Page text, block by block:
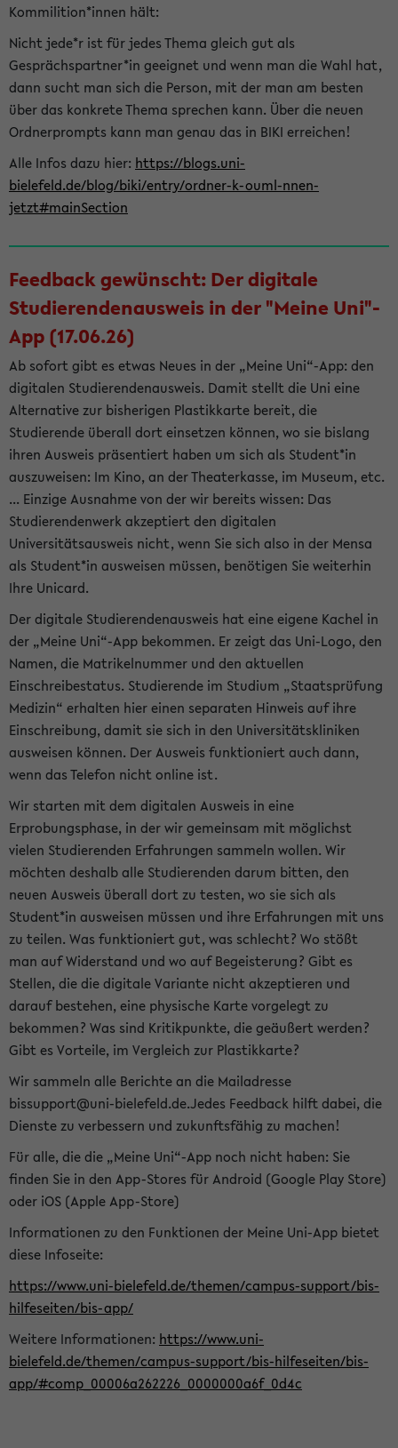
Kommilition*innen hält:
Nicht jede*r ist für jedes Thema gleich gut als
Gesprächspartner*in geeignet und wenn man die Wahl hat,
dann sucht man sich die Person, mit der man am besten
über das konkrete Thema sprechen kann. Über die neuen
Ordnerprompts kann man genau das in BIKI erreichen!
Alle Infos dazu hier: https://blogs.uni-
bielefeld.de/blog/biki/entry/ordner-k-ouml-nnen-
jetzt#mainSection
Feedback gewünscht: Der digitale
Studierendenausweis in der "Meine Uni"-
App (17.06.26)
Ab sofort gibt es etwas Neues in der „Meine Uni“-App: den
digitalen Studierendenausweis. Damit stellt die Uni eine
Alternative zur bisherigen Plastikkarte bereit, die
Studierende überall dort einsetzen können, wo sie bislang
ihren Ausweis präsentiert haben um sich als Student*in
auszuweisen: Im Kino, an der Theaterkasse, im Museum, etc.
... Einzige Ausnahme von der wir bereits wissen: Das
Studierendenwerk akzeptiert den digitalen
Universitätsausweis nicht, wenn Sie sich also in der Mensa
als Student*in ausweisen müssen, benötigen Sie weiterhin
Ihre Unicard.
Der digitale Studierendenausweis hat eine eigene Kachel in
der „Meine Uni“-App bekommen. Er zeigt das Uni-Logo, den
Namen, die Matrikelnummer und den aktuellen
Einschreibestatus. Studierende im Studium „Staatsprüfung
Medizin“ erhalten hier einen separaten Hinweis auf ihre
Einschreibung, damit sie sich in den Universitätskliniken
ausweisen können. Der Ausweis funktioniert auch dann,
wenn das Telefon nicht online ist.
Wir starten mit dem digitalen Ausweis in eine
Erprobungsphase, in der wir gemeinsam mit möglichst
vielen Studierenden Erfahrungen sammeln wollen. Wir
möchten deshalb alle Studierenden darum bitten, den
neuen Ausweis überall dort zu testen, wo sie sich als
Student*in ausweisen müssen und ihre Erfahrungen mit uns
zu teilen. Was funktioniert gut, was schlecht? Wo stößt
man auf Widerstand und wo auf Begeisterung? Gibt es
Stellen, die die digitale Variante nicht akzeptieren und
darauf bestehen, eine physische Karte vorgelegt zu
bekommen? Was sind Kritikpunkte, die geäußert werden?
Gibt es Vorteile, im Vergleich zur Plastikkarte?
Wir sammeln alle Berichte an die Mailadresse
bissupport@uni-bielefeld.de.Jedes Feedback hilft dabei, die
Dienste zu verbessern und zukunftsfähig zu machen!
Für alle, die die „Meine Uni“-App noch nicht haben: Sie
finden Sie in den App-Stores für Android (Google Play Store)
oder iOS (Apple App-Store)
Informationen zu den Funktionen der Meine Uni-App bietet
diese Infoseite:
https://www.uni-bielefeld.de/themen/campus-support/bis-
hilfeseiten/bis-app/
Weitere Informationen: https://www.uni-
bielefeld.de/themen/campus-support/bis-hilfeseiten/bis-
app/#comp_00006a262226_0000000a6f_0d4c